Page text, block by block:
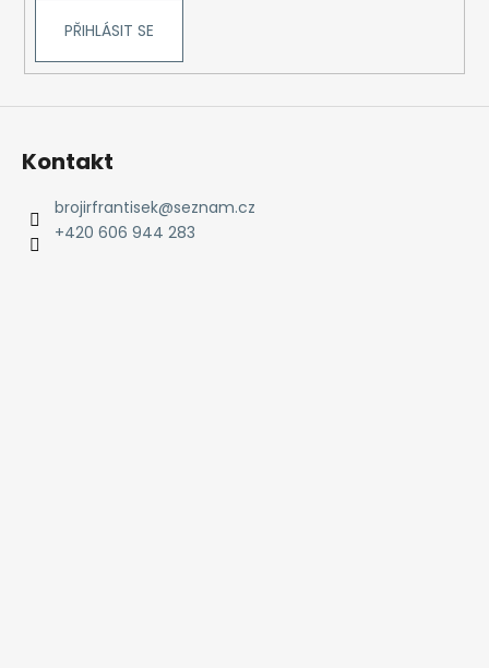
PŘIHLÁSIT SE
Kontakt
brojirfrantisek@seznam.cz
+420 606 944 283